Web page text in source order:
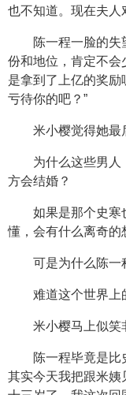
也不知道。现在夫人
陈一程一脸的失
份和地位，肯定不
是拿到了上亿的奖
亏待你的吧？”
米小樱觉得她最
为什么这些男人
方会结婚？
如果是那个史寒
懂，会有什么离奇的
可是为什么陈一
难道这个世界上
米小樱马上似笑
陈一程毕竟是比
其实今天我把跟米姨